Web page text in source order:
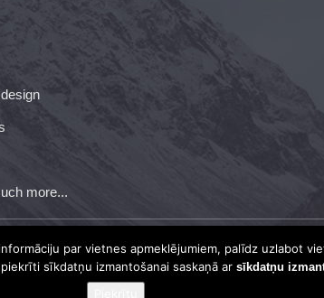
more...
par vietnes apmeklējumiem, palīdz uzlabot
sīkdatņu izmantošanai saskaņā ar sīkdatņu